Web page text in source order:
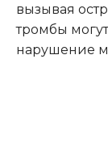
вызывая
тромбы
нарушение